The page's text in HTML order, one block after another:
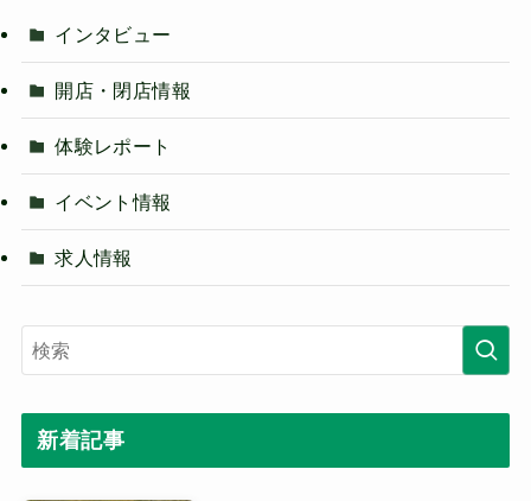
インタビュー
開店・閉店情報
体験レポート
イベント情報
求人情報
新着記事